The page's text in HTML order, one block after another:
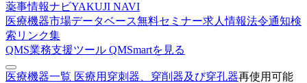
薬事情報ナビYAKUJI NAVI
医療機器市場データベース無料セミナー求人情報法令通知検
索 リンク集
QMS業務支援ツール QMSmartを見る
医療機器一覧 医療用穿刺器、穿削器及び穿孔器再使用可能